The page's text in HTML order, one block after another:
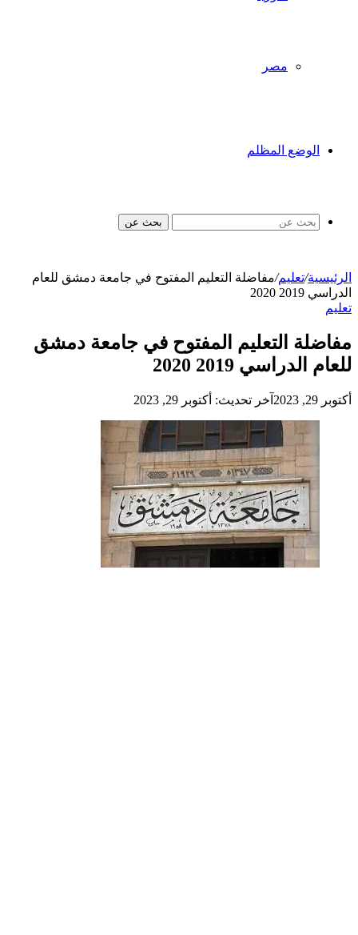
مصر
الوضع المظلم
بحث عن
الرئيسية/تعليم/مفاضلة التعليم المفتوح في جامعة دمشق للعام
الدراسي 2019 2020
تعليم
مفاضلة التعليم المفتوح في جامعة دمشق
للعام الدراسي 2019 2020
أكتوبر 29, 2023 آخر تحديث: أكتوبر 29, 2023